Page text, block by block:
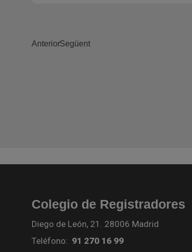
AnteriorSegüent
Colegio de Registradores
Diego de León, 21. 28006 Madrid
Teléfono: 91 270 16 99